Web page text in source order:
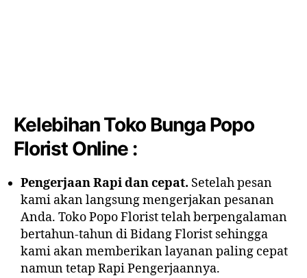
Kelebihan Toko Bunga Popo
Florist Online :
Pengerjaan Rapi dan cepat. Setelah pesan
kami akan langsung mengerjakan pesanan
Anda. Toko Popo Florist telah berpengalaman
bertahun-tahun di Bidang Florist sehingga
kami akan memberikan layanan paling cepat
namun tetap Rapi Pengerjaannya.